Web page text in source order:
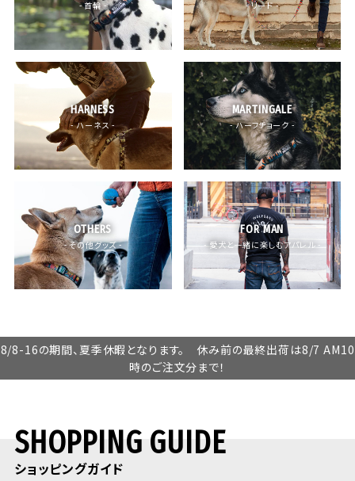
- 首輪 - - リード -
HARNESS
- ハーネス -
MARTINGALE
- ハーフチョーク -
OTHERS
- その他グッズ -
FOR MAN
- 愛犬と一緒に楽しむアパレル -
8/8-16の期間、夏季休暇となります。 休み前の最終出荷は8/7 AM10
時のご注文分まで！
SHOPPING GUIDE
ショッピングガイド